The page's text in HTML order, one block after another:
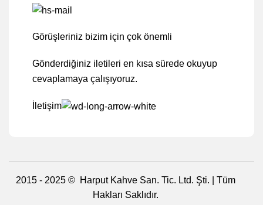
Görüşleriniz bizim için çok önemli
Gönderdiğiniz iletileri en kısa sürede okuyup
cevaplamaya çalışıyoruz.
İletişim
2015 - 2025 © Harput Kahve San. Tic. Ltd. Şti. | Tüm
Hakları Saklıdır.